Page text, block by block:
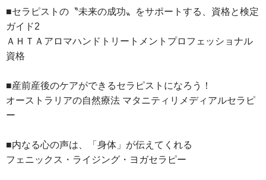
■セラピストの〝未来の成功〟をサポートする、資格と検定
ガイド2
ＡＨＴＡアロマハンドトリートメントプロフェッショナル
資格
■産前産後のケアができるセラピストになろう！
オーストラリアの自然療法 マタニティリメディアルセラピ
ー
■内なる心の声は、「身体」が伝えてくれる
フェニックス・ライジング・ヨガセラピー